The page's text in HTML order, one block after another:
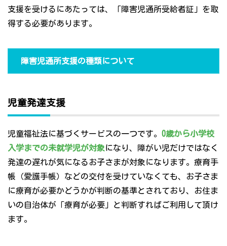
支援を受けるにあたっては、「障害児通所受給者証」を取
得する必要があります。
障害児通所支援の種類について
児童発達支援
児童福祉法に基づくサービスの一つです。 0歳から小学校
入学までの未就学児が対象になり、障がい児だけではなく
発達の遅れが気になるお子さまが対象になります。療育手
帳（愛護手帳）などの交付を受けていなくても、お子さま
に療育が必要かどうかが判断の基準とされており、お住ま
いの自治体が「療育が必要」と判断すればご利用して頂け
ます。